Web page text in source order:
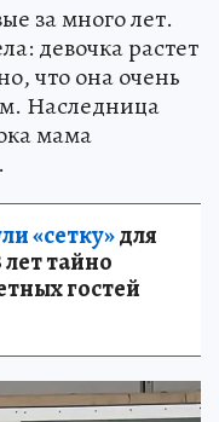
за много лет.
девочка растет
что она очень
Наследница
мама
«сетку»для
тайно
гостей